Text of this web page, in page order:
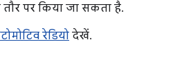
पर किया जा सकता है.
रेडियो देखें.